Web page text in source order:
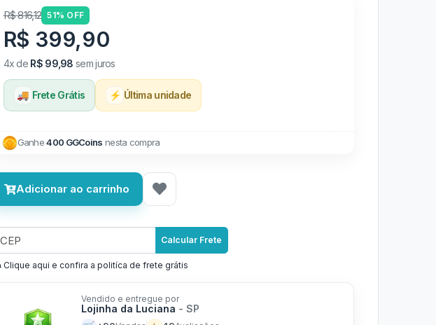
R$ 816,12 51% OFF
R$ 399,90
4x de R$ 99,98 sem juros
🚚 Frete Grátis ⚡ Última unidade
Ganhe400 GGCoins nesta compra
Adicionar ao carrinho
Calcular Frete
Clique aqui e confira a politíca de frete grátis
Vendido e entregue por
Lojinha da Luciana - SP